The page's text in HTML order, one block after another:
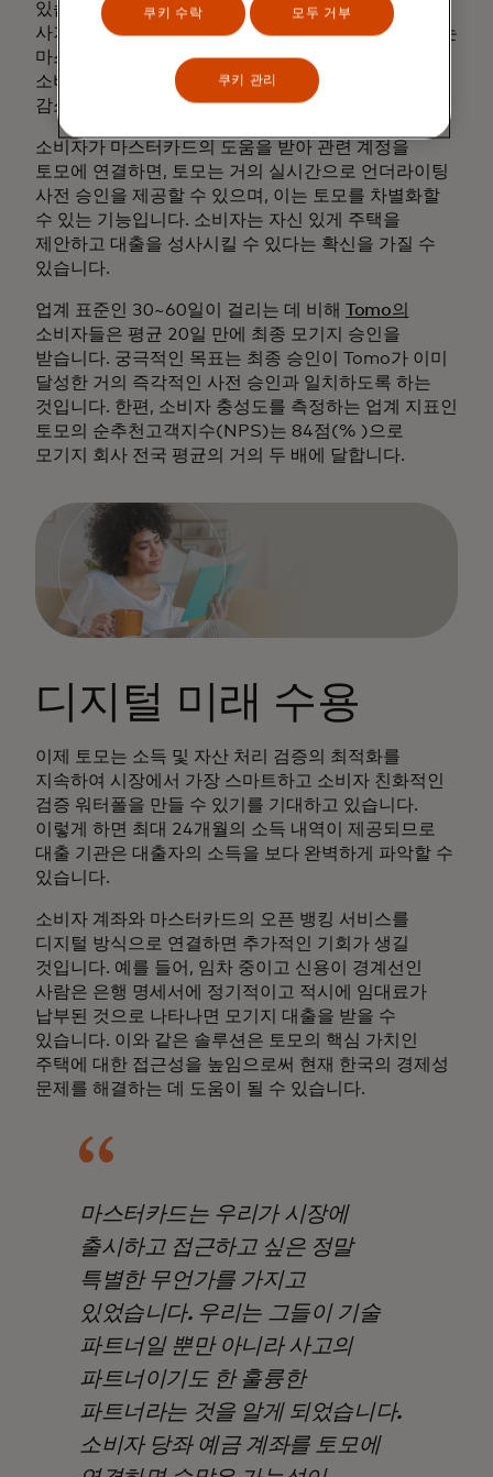
있습니다. 이 프로세스는 안전하고 효율적이므로
사기의 기회를 제한하는 데 도움이 됩니다. 또한 토모는
마스터카드의 솔루션을 사용하기 시작한 후
소비자와의 상호 작용이 소비자당 최소 4~5건
감소했습니다.
소비자가 마스터카드의 도움을 받아 관련 계정을
토모에 연결하면, 토모는 거의 실시간으로 언더라이팅
사전 승인을 제공할 수 있으며, 이는 토모를 차별화할
수 있는 기능입니다. 소비자는 자신 있게 주택을
제안하고 대출을 성사시킬 수 있다는 확신을 가질 수
있습니다.
업계 표준인 30~60일이 걸리는 데 비해 Tomo의
소비자들은 평균 20일 만에 최종 모기지 승인을
받습니다. 궁극적인 목표는 최종 승인이 Tomo가 이미
달성한 거의 즉각적인 사전 승인과 일치하도록 하는
것입니다. 한편, 소비자 충성도를 측정하는 업계 지표인
토모의 순추천고객지수(NPS)는 84점(% )으로
모기지 회사 전국 평균의 거의 두 배에 달합니다.
디지털 미래 수용
이제 토모는 소득 및 자산 처리 검증의 최적화를
지속하여 시장에서 가장 스마트하고 소비자 친화적인
검증 워터폴을 만들 수 있기를 기대하고 있습니다.
이렇게 하면 최대 24개월의 소득 내역이 제공되므로
대출 기관은 대출자의 소득을 보다 완벽하게 파악할 수
있습니다.
소비자 계좌와 마스터카드의 오픈 뱅킹 서비스를
디지털 방식으로 연결하면 추가적인 기회가 생길
것입니다. 예를 들어, 임차 중이고 신용이 경계선인
사람은 은행 명세서에 정기적이고 적시에 임대료가
납부된 것으로 나타나면 모기지 대출을 받을 수
있습니다. 이와 같은 솔루션은 토모의 핵심 가치인
주택에 대한 접근성을 높임으로써 현재 한국의 경제성
문제를 해결하는 데 도움이 될 수 있습니다.
마스터카드는 우리가 시장에
출시하고 접근하고 싶은 정말
특별한 무언가를 가지고
있었습니다. 우리는 그들이 기술
파트너일 뿐만 아니라 사고의
파트너이기도 한 훌륭한
파트너라는 것을 알게 되었습니다.
소비자 당좌 예금 계좌를 토모에
쿠키 수락 모두 거부
쿠키 관리